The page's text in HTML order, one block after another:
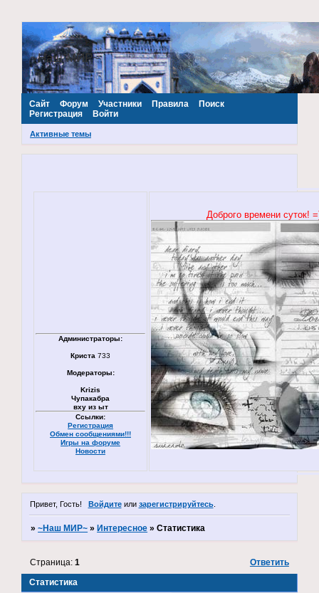
~Наш МИР~
Сайт Форум Участники Правила
Поиск
Регистрация
Войти
Активные темы
Администраторы:
Криста 733
Модераторы:
Krizis
Чупакабра
вху из ыт
Ссылки:
Регистрация
Обмен сообщениями!!!
Игры на форуме
Новости
Доброго времени суток!
Привет, Гость! Войдитеили зарегистрируйтесь.
»~Наш МИР~ » Интересное »Статистика
Статистика
Страница:1 Ответить